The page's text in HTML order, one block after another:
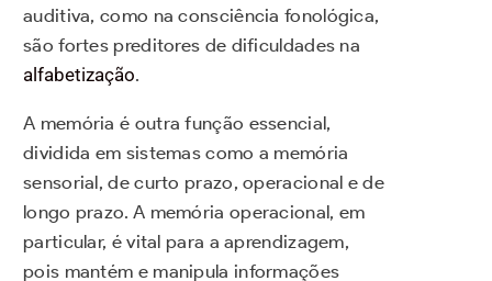
auditiva, como na consciência fonológica,
são fortes preditores de dificuldades na
alfabetização.
A memória é outra função essencial,
dividida em sistemas como a memória
sensorial, de curto prazo, operacional e de
longo prazo. A memória operacional, em
particular, é vital para a aprendizagem,
pois mantém e manipula informações